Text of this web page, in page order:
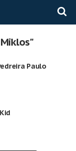
Paulo